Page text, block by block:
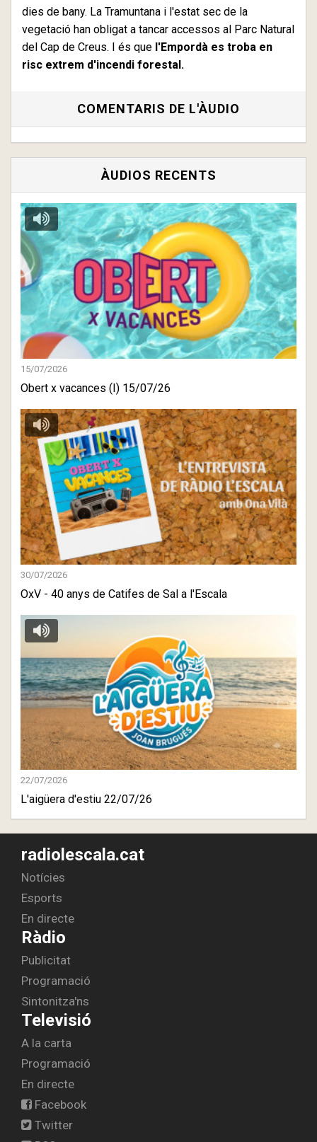
dies de bany. La Tramuntana i l'estat sec de la
vegetació han obligat a tancar accessos al Parc Natural
del Cap de Creus. I és que l'Empordà es troba en
risc extrem d'incendi forestal.
COMENTARIS DE L'ÀUDIO
ÀUDIOS RECENTS
15/07/2026
Obert x vacances (I) 15/07/26
30/07/2026
OxV - 40 anys de Catifes de Sal a l'Escala
22/07/2026
L'aigüera d'estiu 22/07/26
radiolescala.cat
Notícies
Esports
En directe
Ràdio
Publicitat
Programació
Sintonitza'ns
Televisió
A la carta
Programació
En directe
Facebook
Twitter